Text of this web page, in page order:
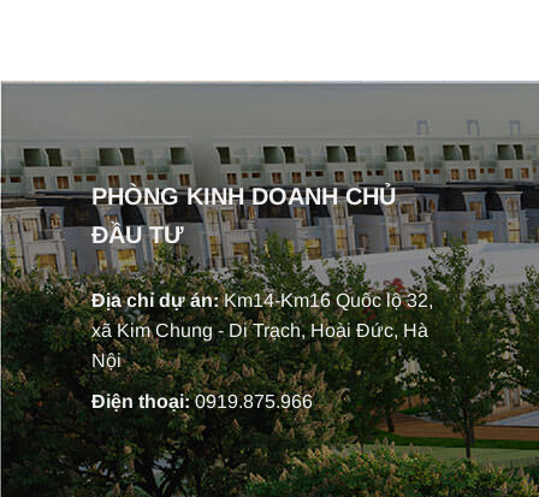
PHÒNG KINH DOANH CHỦ
ĐẦU TƯ
Địa chỉ dự án:Km14-Km16 Quốc lộ 32,
xã Kim Chung - Di Trạch, Hoài Đức, Hà
Nội
Điện thoại:0919.875.966